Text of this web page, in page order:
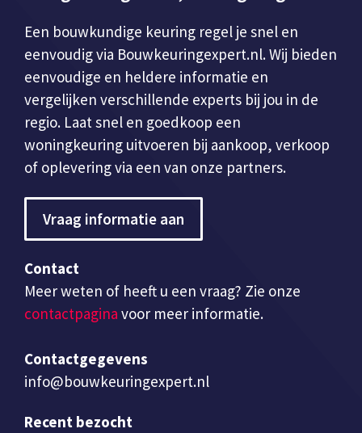
Een bouwkundige keuring regel je snel en
eenvoudig via Bouwkeuringexpert.nl. Wij bieden
eenvoudige en heldere informatie en
vergelijken verschillende experts bij jou in de
regio. Laat snel en goedkoop een
woningkeuring uitvoeren bij aankoop, verkoop
of oplevering via een van onze partners.
Vraag informatie aan
Contact
Meer weten of heeft u een vraag? Zie onze
contactpagina voor meer informatie.
Contactgegevens
info@bouwkeuringexpert.nl
Recent bezocht